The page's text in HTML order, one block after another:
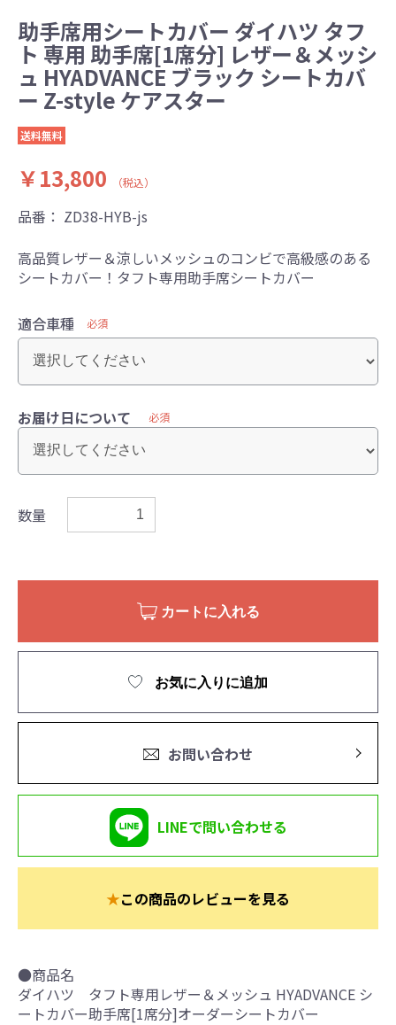
助手席用シートカバー ダイハツ タフ
ト 専用 助手席[1席分] レザー＆メッシ
ュ HYADVANCE ブラック シートカバ
ー Z-style ケアスター
送料無料
￥13,800 （税込）
品番： ZD38-HYB-js
高品質レザー＆涼しいメッシュのコンビで高級感のある
シートカバー！タフト専用助手席シートカバー
適合車種 必須
お届け日について 必須
数量
カートに入れる
お気に入りに追加
お問い合わせ
LINEで問い合わせる
★この商品のレビューを見る
●商品名
ダイハツ タフト専用レザー＆メッシュ HYADVANCE シ
ートカバー助手席[1席分]オーダーシートカバー